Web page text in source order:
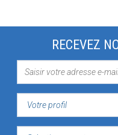
RECEVEZ
VOTRE